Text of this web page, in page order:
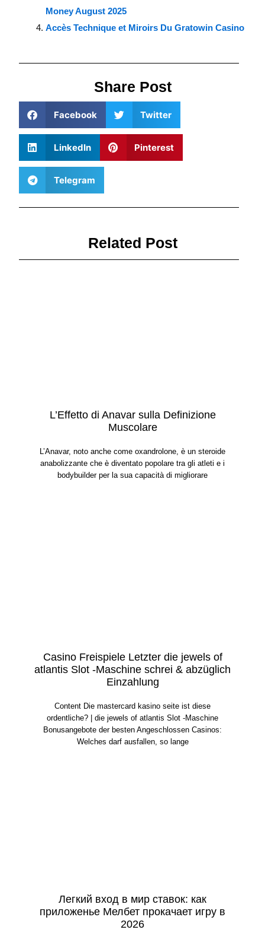
Money August 2025
Accès Technique et Miroirs Du Gratowin Casino
Share Post
Facebook Twitter
LinkedIn Pinterest
Telegram
Related Post
L’Effetto di Anavar sulla Definizione
Muscolare
L’Anavar, noto anche come oxandrolone, è un steroide
anabolizzante che è diventato popolare tra gli atleti e i
bodybuilder per la sua capacità di migliorare
Casino Freispiele Letzter die jewels of
atlantis Slot -Maschine schrei & abzüglich
Einzahlung
Content Die mastercard kasino seite ist diese
ordentliche? | die jewels of atlantis Slot -Maschine
Bonusangebote der besten Angeschlossen Casinos:
Welches darf ausfallen, so lange
Легкий вход в мир ставок: как
приложенье Мелбет прокачает игру в
2026